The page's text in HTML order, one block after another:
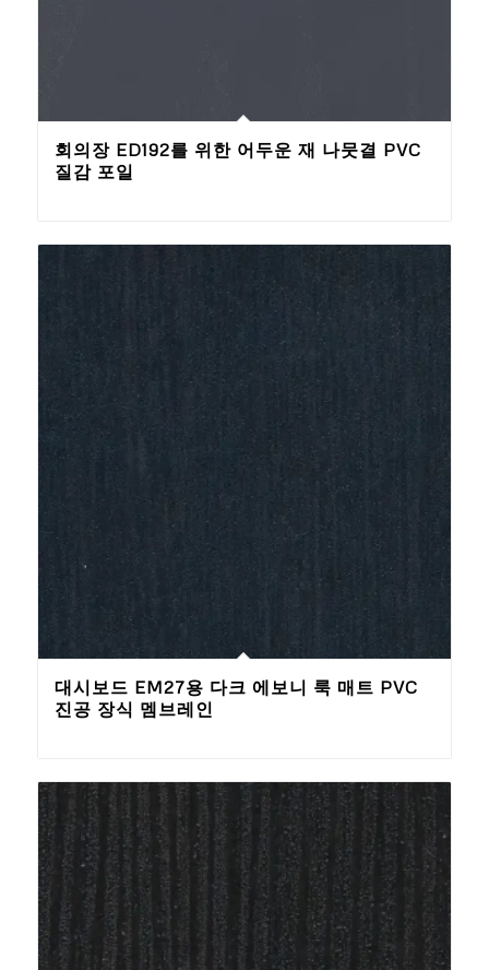
회의장 ED192를 위한 어두운 재 나뭇결 PVC
질감 포일
대시보드 EM27용 다크 에보니 룩 매트 PVC
진공 장식 멤브레인